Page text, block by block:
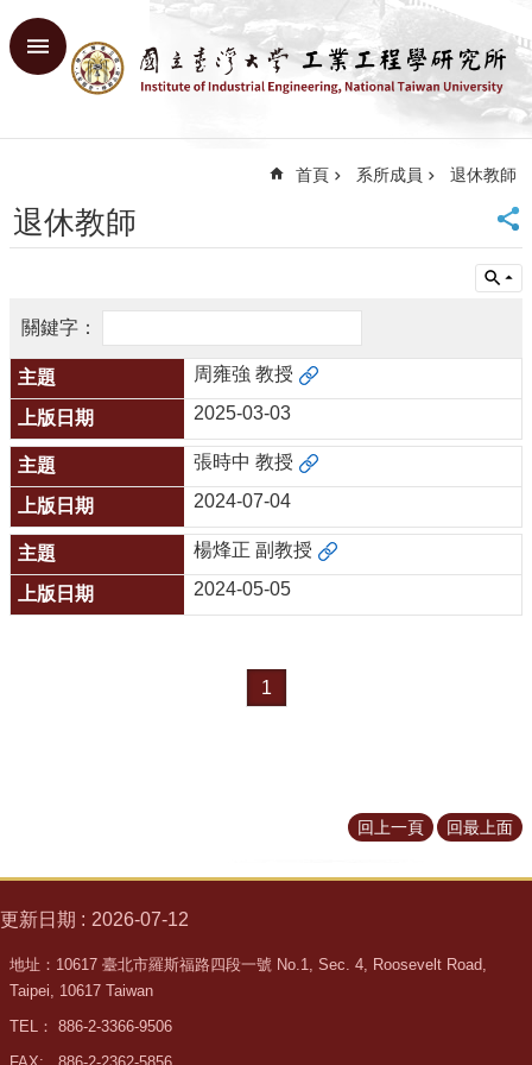
跳到主要內容區塊
進
首
頁
首
頁
網
站
導
覽
English
系
所
簡
介
系
所
成
員
入
學
管
首頁 系所成員 退休教師
退休教師
周雍強 教授
2025-03-03
張時中 教授
2024-07-04
楊烽正 副教授
2024-05-05
1
回上一頁 回最上面
更新日期 2026-07-12
地址：10617 臺北市羅斯福路四段一號 No.1, Sec. 4, Roosevelt Road,
Taipei, 10617 Taiwan
TEL： 886-2-3366-9506